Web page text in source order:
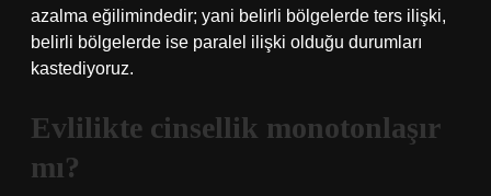
azalma eğilimindedir; yani belirli bölgelerde ters ilişki,
belirli bölgelerde ise paralel ilişki olduğu durumları
kastediyoruz.
Evlilikte cinsellik monotonlaşır
mı?